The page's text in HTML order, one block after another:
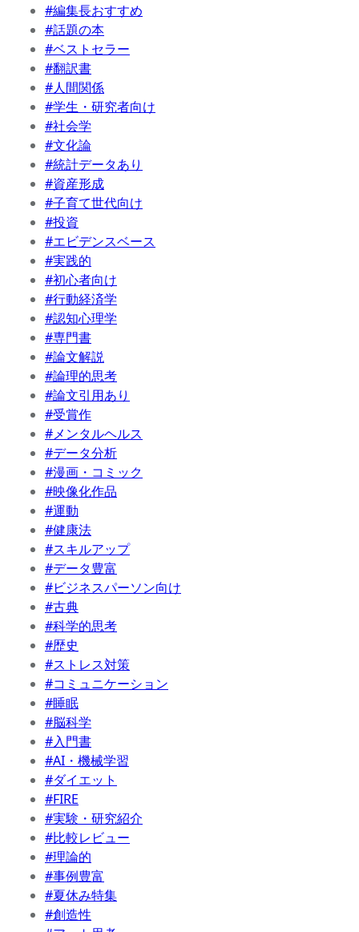
#編集長おすすめ
#話題の本
#ベストセラー
#翻訳書
#人間関係
#学生・研究者向け
#社会学
#文化論
#統計データあり
#資産形成
#子育て世代向け
#投資
#エビデンスベース
#実践的
#初心者向け
#行動経済学
#認知心理学
#専門書
#論文解説
#論理的思考
#論文引用あり
#受賞作
#メンタルヘルス
#データ分析
#漫画・コミック
#映像化作品
#運動
#健康法
#スキルアップ
#データ豊富
#ビジネスパーソン向け
#古典
#科学的思考
#歴史
#ストレス対策
#コミュニケーション
#睡眠
#脳科学
#入門書
#AI・機械学習
#ダイエット
#FIRE
#実験・研究紹介
#比較レビュー
#理論的
#事例豊富
#夏休み特集
#創造性